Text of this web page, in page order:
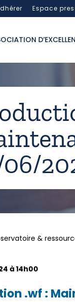
Espace
06/
&
à 14h00
.wf :